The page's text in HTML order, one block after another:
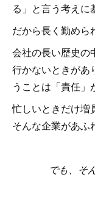
る」と言う考えに
だから長く勤めら
会社の長い歴史の
行かないときがあ
うことは「責任」
忙しいときだけ増
そんな企業があふ
でも、そ